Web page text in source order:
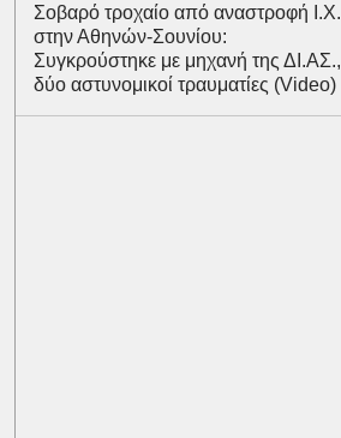
Σοβαρό τροχαίο από αναστροφή Ι.Χ.
στην Αθηνών-Σουνίου:
Συγκρούστηκε με μηχανή της ΔΙ.ΑΣ.,
δύο αστυνομικοί τραυματίες (Video)